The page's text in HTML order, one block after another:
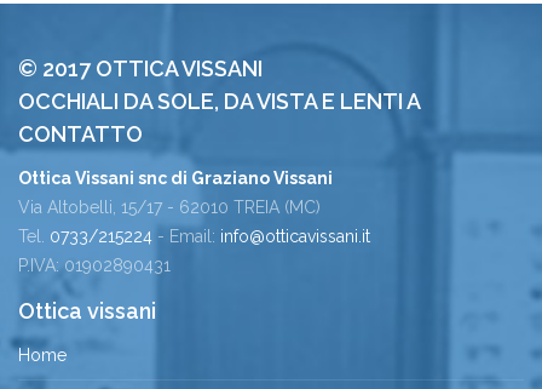
© 2017 OTTICA VISSANI
OCCHIALI DA SOLE, DA VISTA E LENTI A
CONTATTO
Ottica Vissani snc di Graziano Vissani
Via Altobelli, 15/17 - 62010 TREIA (MC)
Tel. 0733/215224 - Email: info@otticavissani.it
P.IVA: 01902890431
Ottica vissani
Home